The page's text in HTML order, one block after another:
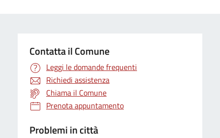
Contatta il Comune
Leggi le domande frequenti
Richiedi assistenza
Chiama il Comune
Prenota appuntamento
Problemi in città